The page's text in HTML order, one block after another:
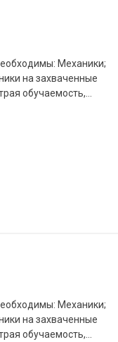
Механики;
на захваченные
обучаемость,
поставленных
по
от региона
Механики;
на захваченные
обучаемость,